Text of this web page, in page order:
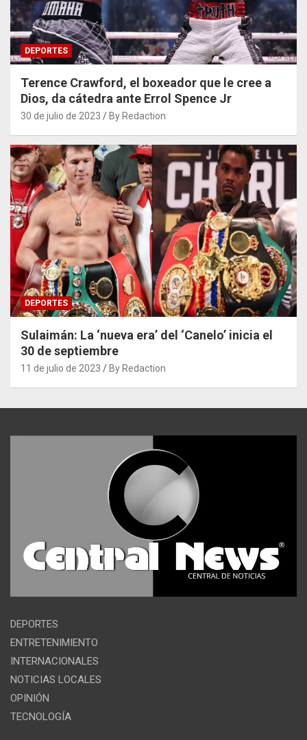
DEPORTES
Terence Crawford, el boxeador que le cree a
Dios, da cátedra ante Errol Spence Jr
30 de julio de 2023 By Redaction
DEPORTES
Sulaimán: La ‘nueva era’ del ‘Canelo’ inicia el
30 de septiembre
11 de julio de 2023 By Redaction
DEPORTES
ENTRETENIMIENTO
INTERNACIONALES
NOTICIAS LOCALES
OPINIÓN
TECNOLOGÍA